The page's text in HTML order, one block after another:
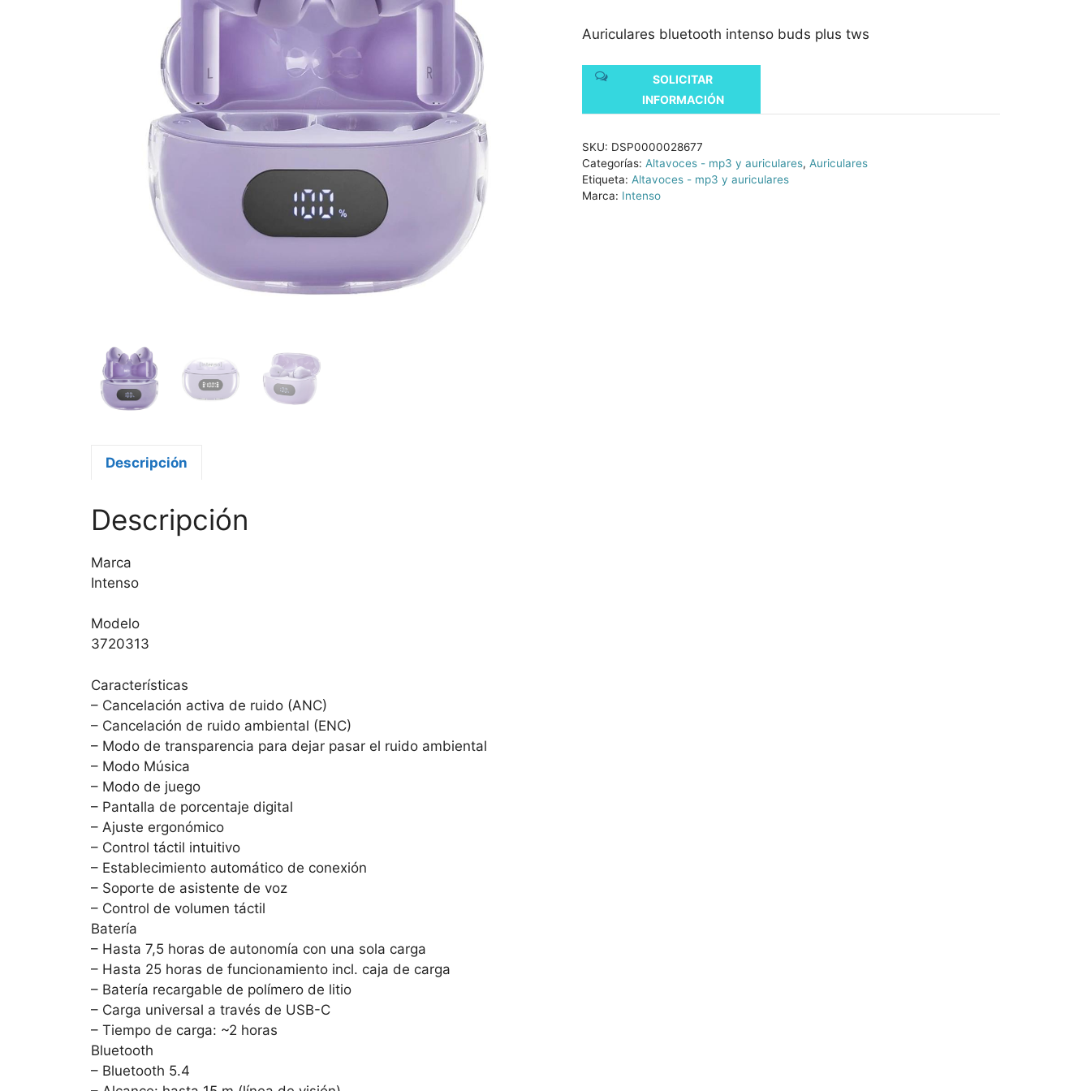
Auriculares bluetooth intenso buds plus tws
SOLICITAR
INFORMACIÓN
SKU: DSP0000028677
Categorías: Altavoces - mp3 y auriculares, Auriculares
Etiqueta: Altavoces - mp3 y auriculares
Marca: Intenso
Descripción
Descripción
Marca
Intenso
Modelo
3720313
Características
– Cancelación activa de ruido (ANC)
– Cancelación de ruido ambiental (ENC)
– Modo de transparencia para dejar pasar el ruido ambiental
– Modo Música
– Modo de juego
– Pantalla de porcentaje digital
– Ajuste ergonómico
– Control táctil intuitivo
– Establecimiento automático de conexión
– Soporte de asistente de voz
– Control de volumen táctil
Batería
– Hasta 7,5 horas de autonomía con una sola carga
– Hasta 25 horas de funcionamiento incl. caja de carga
– Batería recargable de polímero de litio
– Carga universal a través de USB-C
– Tiempo de carga: ~2 horas
Bluetooth
– Bluetooth 5.4